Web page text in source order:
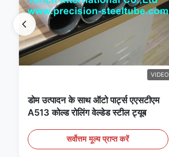
VIDEO
डोम उत्पादन के साथ ऑटो पार्ट्स एएसटीएम
A513 कोल्ड रोलिंग वेल्डेड स्टील ट्यूब
सर्वोत्तम मूल्य प्राप्त करें